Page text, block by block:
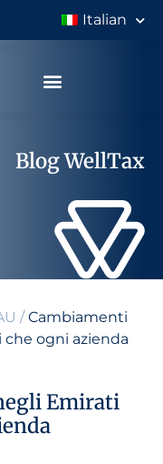
Italian
Blog WellTax
/Cambiamenti
che ogni azienda
Emirati